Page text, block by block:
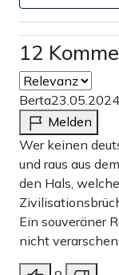
12
Berta
Melden
Wer keinen
und raus aus
den Hals,
Ein souveräner
nicht verarschen